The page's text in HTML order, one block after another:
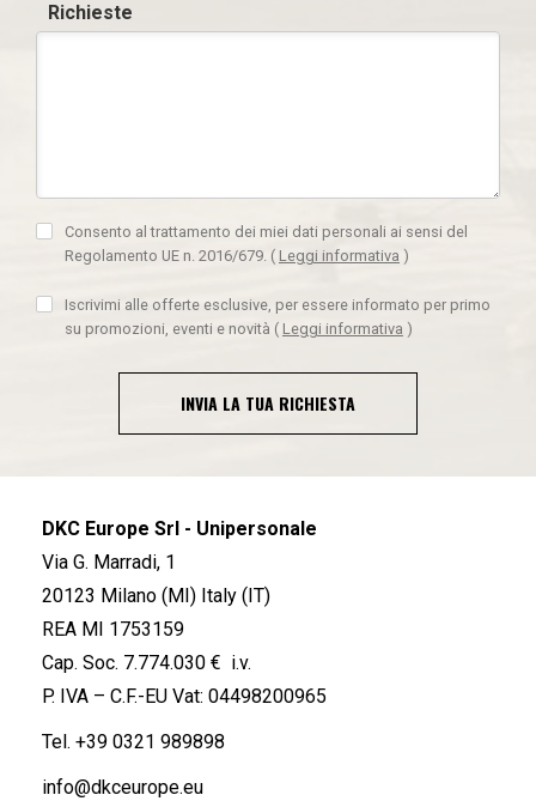
Richieste
Consento al trattamento dei miei dati personali ai sensi del
Regolamento UE n. 2016/679. ( Leggi informativa )
Iscrivimi alle offerte esclusive, per essere informato per primo
su promozioni, eventi e novità ( Leggi informativa )
INVIA LA TUA RICHIESTA
DKC Europe Srl - Unipersonale
Via G. Marradi, 1
20123 Milano (MI) Italy (IT)
REA MI 1753159
Cap. Soc. 7.774.030 € i.v.
P. IVA – C.F.-EU Vat: 04498200965
Tel. +39 0321 989898
info@dkceurope.eu